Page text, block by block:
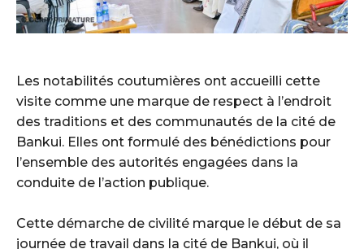
‎Les notabilités coutumières ont accueilli cette
visite comme une marque de respect à l’endroit
des traditions et des communautés de la cité de
Bankui. Elles ont formulé des bénédictions pour
l’ensemble des autorités engagées dans la
conduite de l’action publique.
‎Cette démarche de civilité marque le début de sa
journée de travail dans la cité de Bankui, où il